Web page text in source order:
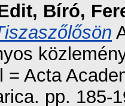
, Bíró,
= Acta
pp. 185-